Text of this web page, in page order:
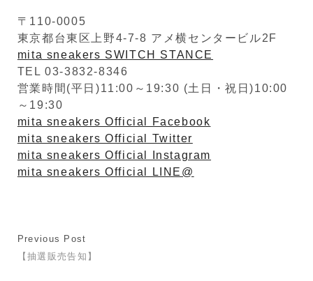
〒110-0005
東京都台東区上野4-7-8 アメ横センタービル2F
mita sneakers SWITCH STANCE
TEL 03-3832-8346
営業時間(平日)11:00～19:30 (土日・祝日)10:00
～19:30
mita sneakers Official Facebook
mita sneakers Official Twitter
mita sneakers Official Instagram
mita sneakers Official LINE@
Previous Post
【抽選販売告知】